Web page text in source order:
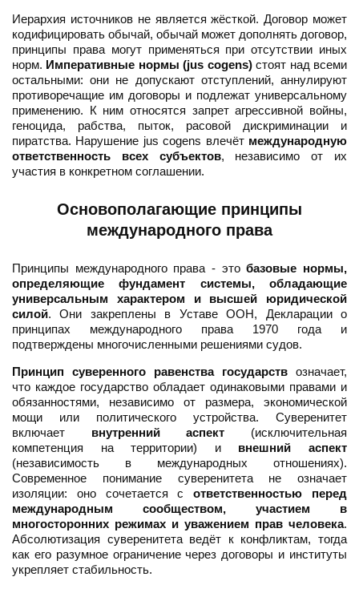
Иерархия источников не является жёсткой. Договор может
кодифицировать обычай, обычай может дополнять договор,
принципы права могут применяться при отсутствии иных
норм. Императивные нормы (jus cogens)стоят над всеми
остальными: они не допускают отступлений, аннулируют
противоречащие им договоры и подлежат универсальному
применению. К ним относятся запрет агрессивной войны,
геноцида, рабства, пыток, расовой дискриминации и
пиратства. Нарушение jus cogens влечёт международную
ответственность всех субъектов, независимо от их
участия в конкретном соглашении.
Основополагающие принципы
международного права
Принципы международного права - этобазовые нормы,
определяющие фундамент системы, обладающие
универсальным характером и высшей юридической
силой. Они закреплены в Уставе ООН, Декларации о
принципах международного права 1970 года и
подтверждены многочисленными решениями судов.
Принцип суверенного равенства государств означает,
что каждое государство обладает одинаковыми правами и
обязанностями, независимо от размера, экономической
мощи или политического устройства. Суверенитет
включает внутренний аспект (исключительная
компетенция на территории) и внешний аспект
(независимость в международных отношениях).
Современное понимание суверенитета не означает
изоляции: оно сочетается сответственностью перед
международным сообществом, участием в
многосторонних режимах и уважением прав человека.
Абсолютизация суверенитета ведёт к конфликтам, тогда
как его разумное ограничение через договоры и институты
укрепляет стабильность.